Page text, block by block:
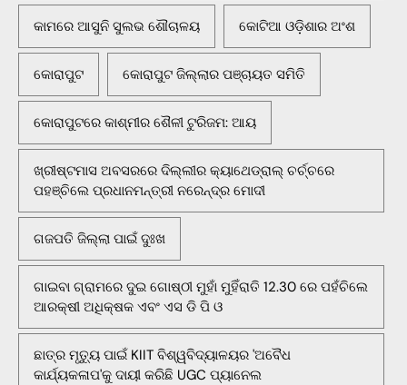
କାମରେ ଆସୁନି ସୁଲଭ ଶୌଚାଳୟ କୋଟିଆ ଓଡ଼ିଶାର ଅଂଶ
କୋରାପୁଟ କୋରାପୁଟ ଜିଲ୍ଲାର ପଞ୍ଚାୟତ ସମିତି
କୋରାପୁଟରେ କାଶ୍ମୀର ଶୈଳୀ ଟୁରିଜମ: ଆୟ
ଖ୍ରୀଷ୍ଟମାସ ଅବସରରେ ଦିଲ୍ଲୀର କ୍ୟାଥେଡ୍ରାଲ୍ ଚର୍ଚ୍ଚରେ
ପହଞ୍ଚିଲେ ପ୍ରଧାନମନ୍ତ୍ରୀ ନରେନ୍ଦ୍ର ମୋଦୀ
ଗଜପତି ଜିଲ୍ଲା ପାଇଁ ଦୁଃଖ
ଗାଇବା ଗ୍ରାମରେ ଦୁଇ ଗୋଷ୍ଠୀ ମୁହାଁ ମୁହିଁରାତି 12.30 ରେ ପହଁଚିଲେ
ଆରକ୍ଷୀ ଅଧିକ୍ଷକ ଏବଂ ଏସ ଡି ପି ଓ
ଛାତ୍ର ମୃତ୍ୟୁ ପାଇଁ KIIT ବିଶ୍ୱବିଦ୍ୟାଳୟର 'ଅବୈଧ
କାର୍ଯ୍ୟକଳାପ'କୁ ଦାୟୀ କରିଛି UGC ପ୍ୟାନେଲ